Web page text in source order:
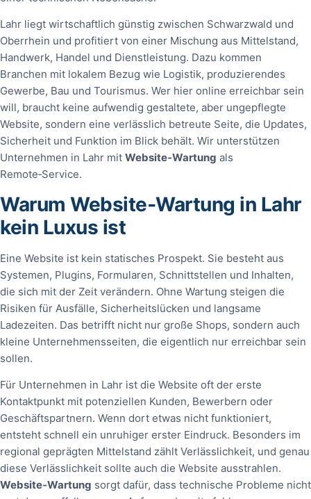
Lahr liegt wirtschaftlich günstig zwischen Schwarzwald und
Oberrhein und profitiert von einer Mischung aus Mittelstand,
Handwerk, Handel und Dienstleistung. Dazu kommen
Branchen mit lokalem Bezug wie Logistik, produzierendes
Gewerbe, Bau und Tourismus. Wer hier online erreichbar sein
will, braucht keine aufwendig gestaltete, aber ungepflegte
Website, sondern eine verlässlich betreute Seite, die Updates,
Sicherheit und Funktion im Blick behält. Wir unterstützen
Unternehmen in Lahr mit Website‑Wartung als
Remote‑Service.
Warum Website‑Wartung in Lahr
kein Luxus ist
Eine Website ist kein statisches Prospekt. Sie besteht aus
Systemen, Plugins, Formularen, Schnittstellen und Inhalten,
die sich mit der Zeit verändern. Ohne Wartung steigen die
Risiken für Ausfälle, Sicherheitslücken und langsame
Ladezeiten. Das betrifft nicht nur große Shops, sondern auch
kleine Unternehmensseiten, die eigentlich nur erreichbar sein
sollen.
Für Unternehmen in Lahr ist die Website oft der erste
Kontaktpunkt mit potenziellen Kunden, Bewerbern oder
Geschäftspartnern. Wenn dort etwas nicht funktioniert,
entsteht schnell ein unruhiger erster Eindruck. Besonders im
regional geprägten Mittelstand zählt Verlässlichkeit, und genau
diese Verlässlichkeit sollte auch die Website ausstrahlen.
Website‑Wartung sorgt dafür, dass technische Probleme nicht